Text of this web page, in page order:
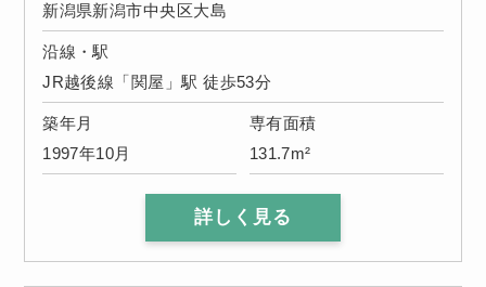
新潟県新潟市中央区大島
沿線・駅
JR越後線「関屋」駅 徒歩53分
築年月
1997年10月
専有面積
131.7m²
詳しく見る